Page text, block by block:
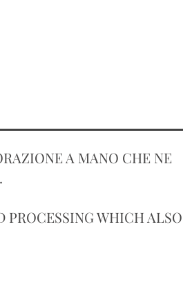
A MANO CHE NE
PROCESSING WHICH ALSO